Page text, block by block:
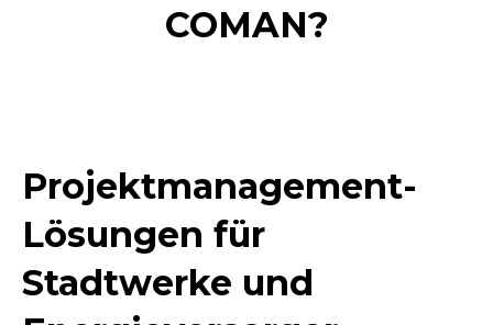
COMAN?
Projektmanagement-
Lösungen für
Stadtwerke und